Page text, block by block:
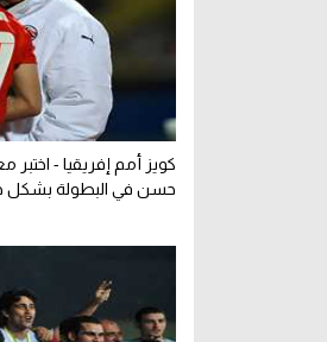
كويز أمم إفريقيا -
حسن في البطولة بشكل